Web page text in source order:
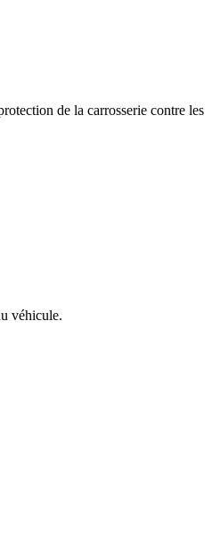
de la carrosserie contre les
véhicule.